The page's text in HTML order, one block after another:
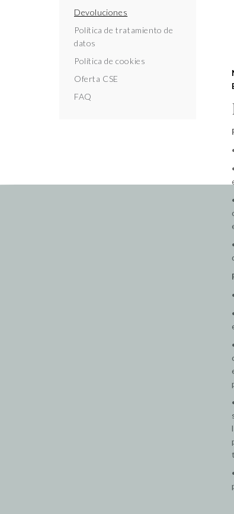
Devoluciones
Política de tratamiento de
datos
Política de cookies
Oferta CSE
FAQ